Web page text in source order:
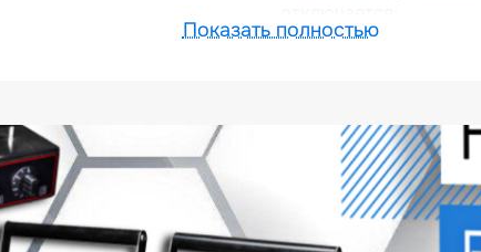
регулируемую
регионы РФ и
программа
службы
приобретенной у
Показать полностью